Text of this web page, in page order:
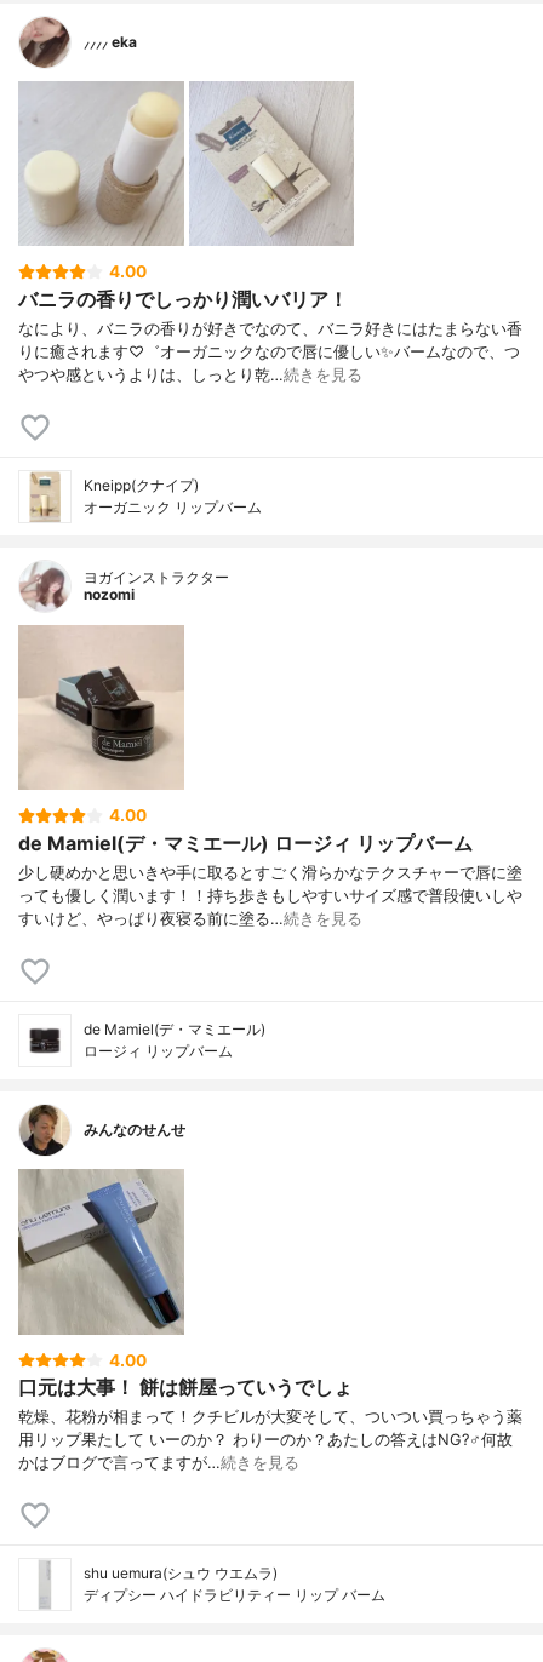
⸝⸝⸝⸝ eka
4.00
バニラの香りでしっかり潤いバリア！
なにより、バニラの香りが好きでなのて、バニラ好きにはたまらない香
りに癒されます♡゛オーガニックなので唇に優しい✨バームなので、つ
やつや感というよりは、しっとり乾…続きを見る
Kneipp(クナイプ)
オーガニック リップバーム
ヨガインストラクター
nozomi
4.00
de Mamiel(デ・マミエール) ロージィ リップバーム
少し硬めかと思いきや手に取るとすごく滑らかなテクスチャーで唇に塗
っても優しく潤います！！持ち歩きもしやすいサイズ感で普段使いしや
すいけど、やっぱり夜寝る前に塗る…続きを見る
de Mamiel(デ・マミエール)
ロージィ リップバーム
みんなのせんせ
4.00
口元は大事！ 餅は餅屋っていうでしょ
乾燥、花粉が相まって！クチビルが大変そして、ついつい買っちゃう薬
用リップ果たして いーのか？ わりーのか？あたしの答えはNG?‍♂️何故
かはブログで言ってますが…続きを見る
shu uemura(シュウ ウエムラ)
ディプシー ハイドラビリティー リップ バーム